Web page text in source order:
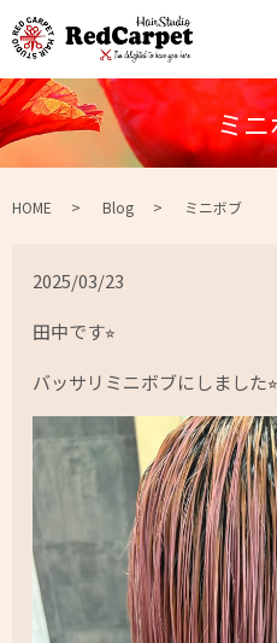
ミ
HOME Blog ミニボブ
2025/03/23
田中です⭐︎
バッサリミニボブにしました⭐︎